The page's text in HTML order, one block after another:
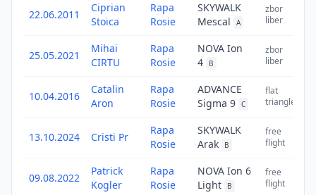
22.06.2011
Ciprian
Stoica
Rapa
Rosie
SKYWALK
Mescal
A
zbor
liber
25.05.2021
Mihai
CIRTU
Rapa
Rosie
NOVA Ion
4
B
zbor
liber
10.04.2016
Catalin
Aron
Rapa
Rosie
ADVANCE
Sigma 9 C
flat
triangle
13.10.2024 Cristi Pr
Rapa
Rosie
SKYWALK
Arak
B
free
flight
09.08.2022
Patrick
Kogler
Rapa
Rosie
NOVA Ion 6
Light
B
free
flight